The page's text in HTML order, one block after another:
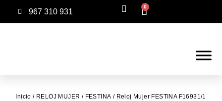
967 310 931
0
Inicio / RELOJ MUJER / FESTINA / Reloj Mujer FESTINA F16931/1